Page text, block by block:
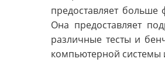
предоставляет больше
Она предоставляет
различные тесты и
компьютерной системы